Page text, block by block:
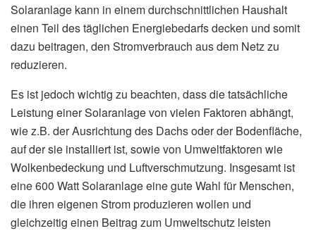
Solaranlage kann in einem durchschnittlichen Haushalt
einen Teil des täglichen Energiebedarfs decken und somit
dazu beitragen, den Stromverbrauch aus dem Netz zu
reduzieren.
Es ist jedoch wichtig zu beachten, dass die tatsächliche
Leistung einer Solaranlage von vielen Faktoren abhängt,
wie z.B. der Ausrichtung des Dachs oder der Bodenfläche,
auf der sie installiert ist, sowie von Umweltfaktoren wie
Wolkenbedeckung und Luftverschmutzung. Insgesamt ist
eine 600 Watt Solaranlage eine gute Wahl für Menschen,
die ihren eigenen Strom produzieren wollen und
gleichzeitig einen Beitrag zum Umweltschutz leisten